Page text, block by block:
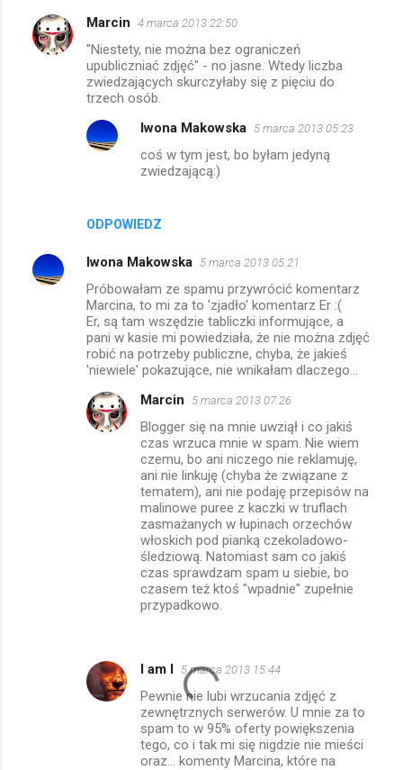
Marcin 4 marca 2013 22:50
"Niestety, nie można bez ograniczeń
upubliczniać zdjęć" - no jasne. Wtedy liczba
zwiedzających skurczyłaby się z pięciu do
trzech osób.
ODPOWIEDZ
Iwona Makowska 5 marca 2013 05:23
coś w tym jest, bo byłam jedyną
zwiedzającą:)
Iwona Makowska 5 marca 2013 05:21
Próbowałam ze spamu przywrócić komentarz
Marcina, to mi za to 'zjadło' komentarz Er :(
Er, są tam wszędzie tabliczki informujące, a
pani w kasie mi powiedziała, że nie można zdjęć
robić na potrzeby publiczne, chyba, że jakieś
'niewiele' pokazujące, nie wnikałam dlaczego...
Marcin 5 marca 2013 07:26
Blogger się na mnie uwziął i co jakiś
czas wrzuca mnie w spam. Nie wiem
czemu, bo ani niczego nie reklamuję,
ani nie linkuję (chyba że związane z
tematem), ani nie podaję przepisów na
malinowe puree z kaczki w truflach
zasmażanych w łupinach orzechów
włoskich pod pianką czekoladowo-
śledziową. Natomiast sam co jakiś
czas sprawdzam spam u siebie, bo
czasem też ktoś "wpadnie" zupełnie
przypadkowo.
I am I 5 marca 2013 15:44
Pewnie nie lubi wrzucania zdjęć z
zewnętrznych serwerów. U mnie za to
spam to w 95% oferty powiększenia
tego, co i tak mi się nigdzie nie mieści
oraz... komenty Marcina, które na